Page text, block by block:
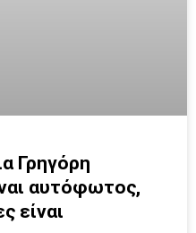
Γρηγόρη
αυτόφωτος,
είναι